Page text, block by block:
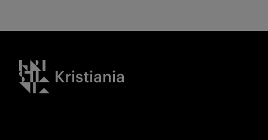
Kristiania logo